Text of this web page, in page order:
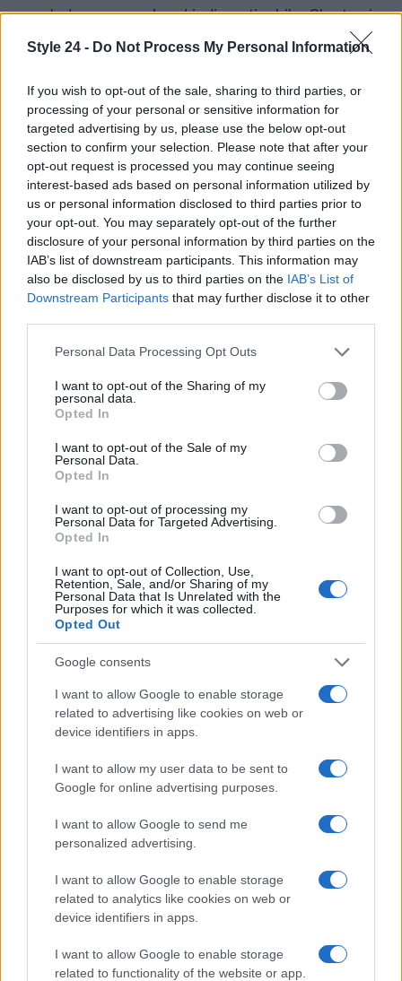
Style 24 - Do Not Process My Personal Information
If you wish to opt-out of the sale, sharing to third parties, or
processing of your personal or sensitive information for
targeted advertising by us, please use the below opt-out
section to confirm your selection. Please note that after your
opt-out request is processed you may continue seeing
interest-based ads based on personal information utilized by
us or personal information disclosed to third parties prior to
your opt-out. You may separately opt-out of the further
disclosure of your personal information by third parties on the
IAB’s list of downstream participants. This information may
also be disclosed by us to third parties on the IAB’s List of
Downstream Participants that may further disclose it to other
Please note that this website/app uses one or more Google
not limited to your visit or usage behaviour. You may click to
grant or deny consent to Google and its third-party tags to
use your data for below specified purposes in below Google
consent section.
Personal Data Processing Opt Outs
I want to opt-out of the Sharing of my
personal data.
Opted In
I want to opt-out of the Sale of my
Personal Data.
Opted In
I want to opt-out of processing my
Personal Data for Targeted Advertising.
Opted In
I want to opt-out of Collection, Use,
Retention, Sale, and/or Sharing of my
Personal Data that Is Unrelated with the
Purposes for which it was collected.
Opted Out
Google consents
I want to allow Google to enable storage
related to advertising like cookies on web or
device identifiers in apps.
I want to allow my user data to be sent to
Google for online advertising purposes.
I want to allow Google to send me
personalized advertising.
I want to allow Google to enable storage
related to analytics like cookies on web or
device identifiers in apps.
I want to allow Google to enable storage
related to functionality of the website or app.
concludere un weekend indimenticabile. Che tu sia
un appassionato di cultura, musica, o
Roma ha qualcosa da offrire per tutti. Non perdere
l’occasione di vivere questa magica esperienza
estiva! 🎉
Staff
Continua a leggere